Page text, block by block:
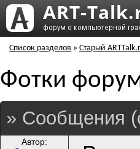
Список разделов » Старый
Фотки
» Сообщения
Автор: